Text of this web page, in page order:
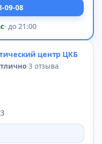
09-08
· до 21:00
центр ЦКБ
·3 отзыва